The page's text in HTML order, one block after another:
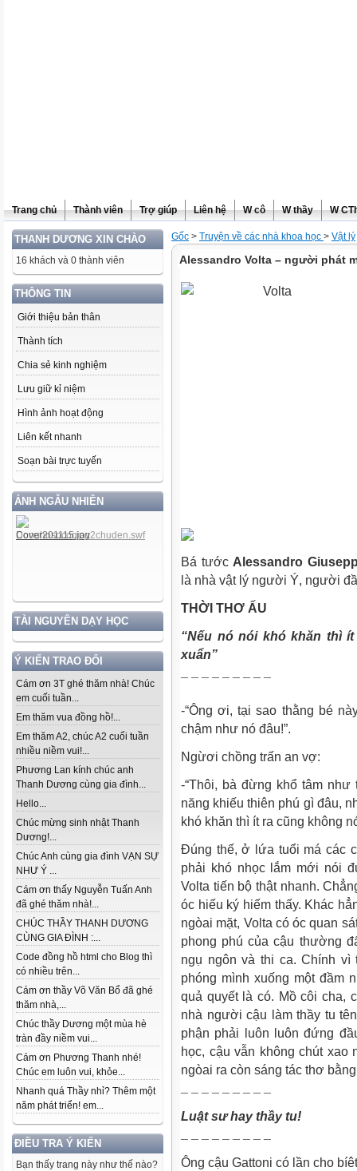
Trang chủ Thành viên Trợ giúp Liên hệ W cô W thầy W
THANH DƯƠNG XIN CHÀO
16 khách và 0 thành viên
THÔNG TIN
Giới thiệu bản thân
Thành tích
Chia sẻ kinh nghiệm
Lưu giữ kỉ niệm
Hình ảnh hoạt động
Liên kết nhanh
Soạn bài trực tuyến
ẢNH NGẪU NHIÊN
TÀI NGUYÊN DẠY HỌC
Ý KIẾN TRAO ĐỔI
Cám ơn 3T ghé thăm nhà! Chúc
em cuối tuần...
Em thăm vua đồng hồ!...
Em thăm A2, chúc A2 cuối tuần
nhiều niềm vui!...
Phương Lan kính chúc anh
Thanh Dương cùng gia đình...
Hello...
Chúc mừng sinh nhật Thanh
Dương!...
Chúc Anh cùng gia đình VẠN SỰ
NHƯ Ý ...
Cám ơn thấy Nguyễn Tuấn Anh
đã ghé thăm nhà!...
CHÚC THẦY THANH DƯƠNG
CÙNG GIA ĐÌNH :...
Code đồng hồ html cho Blog thì
có nhiều trên...
Cám ơn thầy Võ Văn Bổ đã ghé
thăm nhà,...
Chúc thầy Dương một mùa hè
tràn đầy niềm vui...
Cám ơn Phương Thanh nhé!
Chúc em luôn vui, khỏe...
Nhanh quá Thầy nhỉ? Thêm một
năm phát triển! em...
ĐIỀU TRA Ý KIẾN
Bạn thấy trang này như thế nào?
Gốc > Truyện về các nhà khoa học > Vật lý
Alessandro Volta – người phát
Bá tước Alessandro
là nhà vật lý người Ý, người
THỜI THƠ ẤU
“Nếu nó nói khó khăn thì
xuẩn”
¯ ¯ ¯ ¯ ¯ ¯ ¯ ¯ ¯
-“Ông ơi, tại sao thằng bé
chậm như nó đâu!”.
Ngừơi chồng trấn an vợ:
-“Thôi, bà đừng khổ tâm
năng khiếu thiên phú gì đâu,
khó khăn thì ít ra cũng không
Đúng thế, ở lứa tuổi má các
phải khó nhọc lắm mới nói
Volta tiến bộ thật nhanh.
óc hiếu ký hiếm thấy. Khác
ngòai mặt, Volta có óc quan
phong phú của cậu thường
ngụ ngôn và thi ca. Chính
phóng mình xuống một đầm
quả quyết là có. Mồ côi cha,
nhà người cậu làm thầy tu
phận phải luôn luôn đứng
học, cậu vẫn không chút
ngòai ra còn sáng tác thơ
¯ ¯ ¯ ¯ ¯ ¯ ¯ ¯ ¯
Luật sư hay thầy tu!
¯ ¯ ¯ ¯ ¯ ¯ ¯ ¯ ¯
Ông cậu Gattoni có lần cho